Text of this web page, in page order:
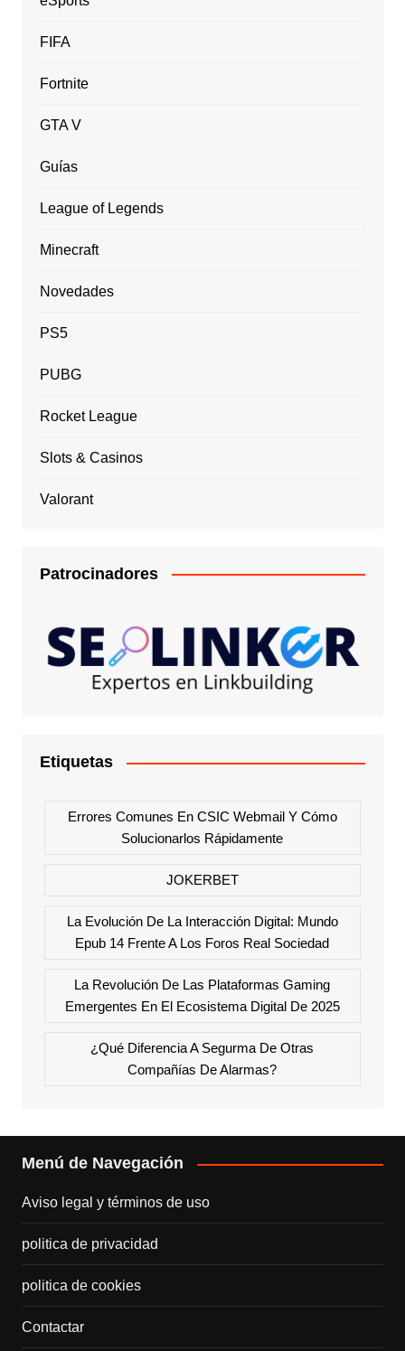
FIFA
Fortnite
GTA V
Guías
League of Legends
Minecraft
Novedades
PS5
PUBG
Rocket League
Slots & Casinos
Valorant
Patrocinadores
Etiquetas
Errores Comunes En CSIC Webmail Y Cómo
Solucionarlos Rápidamente
JOKERBET
La Evolución De La Interacción Digital: Mundo
Epub 14 Frente A Los Foros Real Sociedad
La Revolución De Las Plataformas Gaming
Emergentes En El Ecosistema Digital De 2025
¿Qué Diferencia A Segurma De Otras
Compañías De Alarmas?
Menú de Navegación
Aviso legal y términos de uso
politica de privacidad
politica de cookies
Contactar